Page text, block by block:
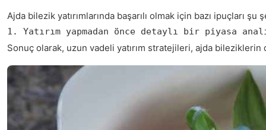
Ajda bilezik yatırımlarında başarılı olmak için bazı ipuçları şu
1. Yatırım yapmadan önce detaylı bir piyasa
Sonuç olarak, uzun vadeli yatırım stratejileri, ajda bileziklerin